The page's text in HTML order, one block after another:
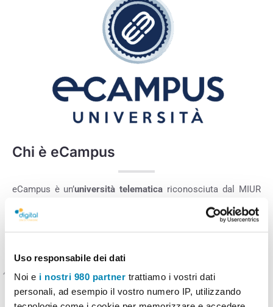
Uso responsabile dei dati
Noi e i nostri 980 partner trattiamo i vostri dati
personali, ad esempio il vostro numero IP, utilizzando
Chi è eCampus
eCampus è un’università telematica riconosciuta dal MIUR
con decreto del Ministero dell’Istruzione, dell’Università e
della Ricerca (MIUR) del 30 gennaio
e tra gli Atenei con
didattica erogata interamente a distanza.
Destinatari
Il master è rivolto a dirigenti scolastici, staff del dirigente,